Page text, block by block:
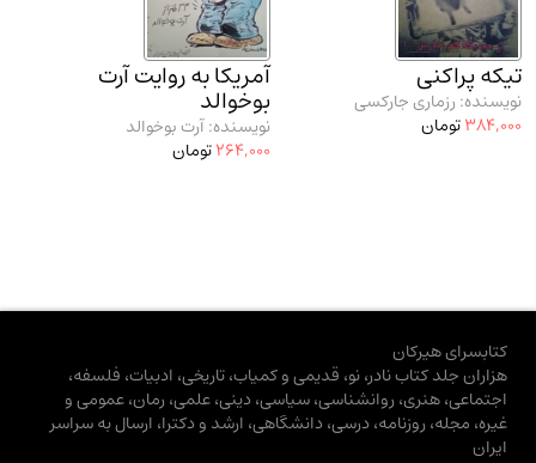
تیکه پراکنی
نویسنده: رزماری جارکسی
384,000تومان
آمریکا به روایت آرت
بوخوالد
نویسنده: آرت بوخوالد
264,000تومان
کتابسرای هیرکان
هزاران جلد کتاب نادر، نو، قدیمی و کمیاب، تاریخی، ادبیات، فلسفه،
اجتماعی، هنری، روانشناسی، سیاسی، دینی، علمی، رمان، عمومی و
غیره، مجله، روزنامه، درسی، دانشگاهی، ارشد و دکترا، ارسال به سراسر
ایران